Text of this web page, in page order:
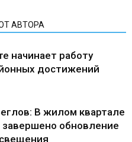
АВТОРА
начинает работу
достижений
В жилом квартале
обновление